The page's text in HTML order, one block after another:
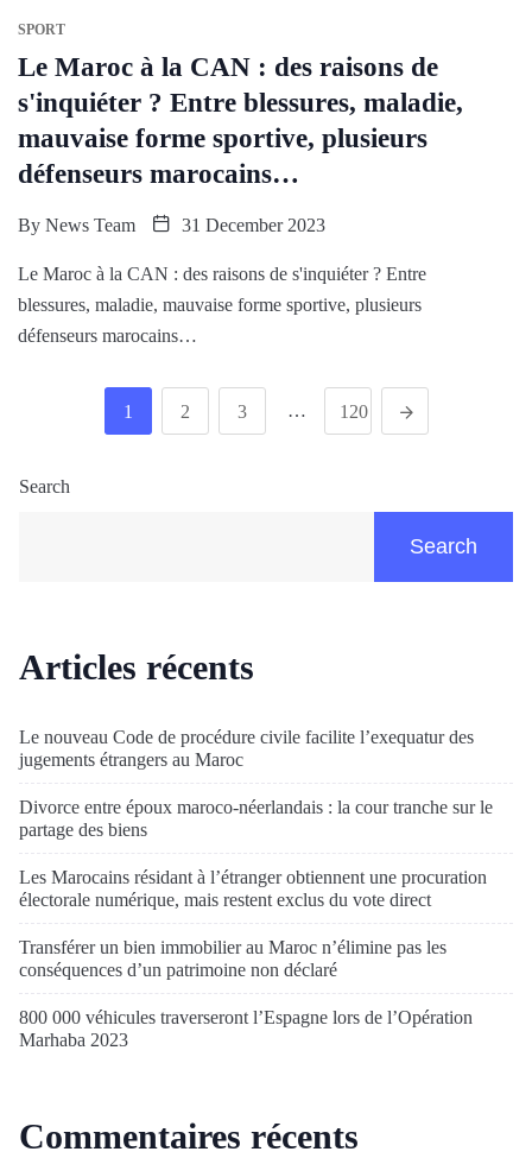
SPORT
Le Maroc à la CAN : des raisons de
s'inquiéter ? Entre blessures, maladie,
mauvaise forme sportive, plusieurs
défenseurs marocains…
By News Team 31 December 2023
Le Maroc à la CAN : des raisons de s'inquiéter ? Entre
blessures, maladie, mauvaise forme sportive, plusieurs
défenseurs marocains…
1 2 3 … 120
Search
Search
Articles récents
Le nouveau Code de procédure civile facilite l’exequatur des
jugements étrangers au Maroc
Divorce entre époux maroco-néerlandais : la cour tranche sur le
partage des biens
Les Marocains résidant à l’étranger obtiennent une procuration
électorale numérique, mais restent exclus du vote direct
Transférer un bien immobilier au Maroc n’élimine pas les
conséquences d’un patrimoine non déclaré
800 000 véhicules traverseront l’Espagne lors de l’Opération
Marhaba 2023
Commentaires récents